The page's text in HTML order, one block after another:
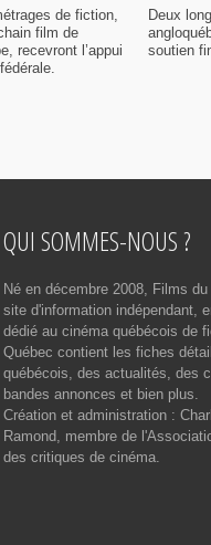
de fiction,
film de
recevront l’appui
Deux
soutien
QUI SOMMES-NOUS ?
Né en décembre 2008, Films
site d'information indépendant,
dédié au cinéma québécois de
Québec contient les fiches
québécois, des actualités, des
bandes annonces et bien plus.
Création et administration :
Ramond, membre de
des critiques de cinéma.